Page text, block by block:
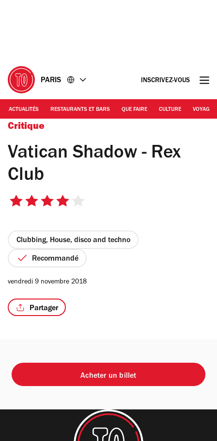
PARIS INSCRIVEZ-VOUS
ACTUALITÉS RESTAURANTS ET BARS QUE FAIRE CULTURE VOYAGE
Critique
Vatican Shadow - Rex
Club
4
étoiles
Clubbing, House, disco and techno
Recommandé
vendredi 9 novembre 2018
Partager
Acheter un billet